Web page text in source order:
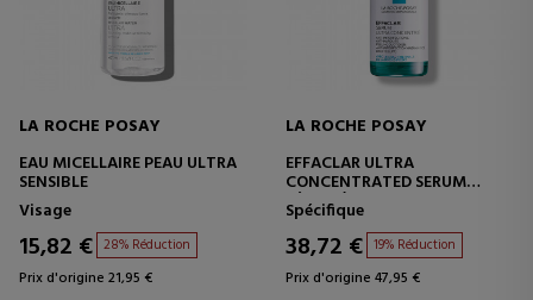
LA ROCHE POSAY
EAU MICELLAIRE PEAU ULTRA
SENSIBLE
Visage
15,82 € 28% Réduction
Prix d'origine 21,95 €
LA ROCHE POSAY
EFFACLAR ULTRA
CONCENTRATED SERUM
SÉRUM À ACTION INTENSIVE
Spécifique
38,72 € 19% Réduction
Prix d'origine 47,95 €